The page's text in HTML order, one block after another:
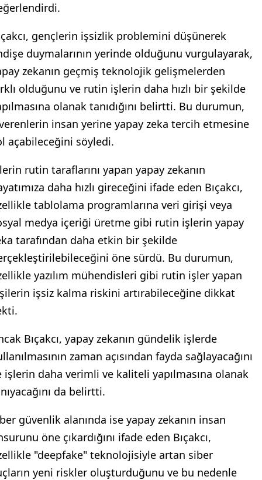
gençlerin işsizlik problemini düşünerek
duymalarının yerinde olduğunu vurgulayarak,
zekanın geçmiş teknolojik gelişmelerden
olduğunu ve rutin işlerin daha hızlı bir şekilde
olanak tanıdığını belirtti. Bu durumun,
insan yerine yapay zeka tercih etmesine
açabileceğini söyledi.
rutin taraflarını yapan yapay zekanın
daha hızlı gireceğini ifade eden Bıçakcı,
tablolama programlarına veri girişi veya
medya içeriği üretme gibi rutin işlerin yapay
tarafından daha etkin bir şekilde
öne sürdü. Bu durumun,
yazılım mühendisleri gibi rutin işler yapan
işsiz kalma riskini artırabileceğine dikkat
Bıçakcı, yapay zekanın gündelik işlerde
zaman açısından fayda sağlayacağını
işlerin daha verimli ve kaliteli yapılmasına olanak
da belirtti.
güvenlik alanında ise yapay zekanın insan
öne çıkardığını ifade eden Bıçakcı,
"deepfake" teknolojisiyle artan siber
yeni riskler oluşturduğunu ve bu nedenle